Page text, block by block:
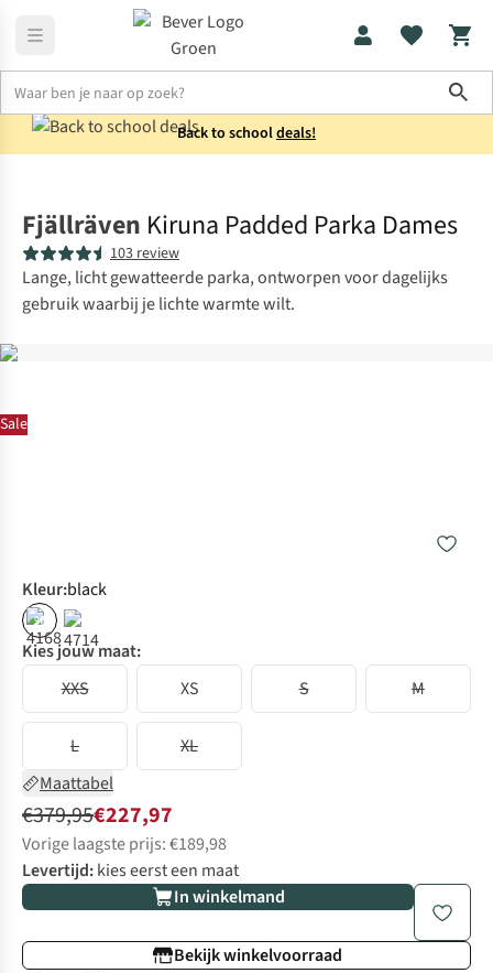
Back to schooldeals!
Sale
Fjällräven Kiruna Padded Parka Dames
103 review
Lange, licht gewatteerde parka, ontworpen voor dagelijks
gebruik waarbij je lichte warmte wilt.
Kleur:black
%
Kies jouw maat:
XXS
XS S M
L
XL
Maattabel
€379,95€227,97
Vorige laagste prijs: €189,98
Levertijd:kies eerst een maat
In winkelmand
Bekijk winkelvoorraad